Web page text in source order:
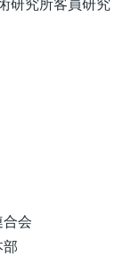
研究所客員研究
合会
部